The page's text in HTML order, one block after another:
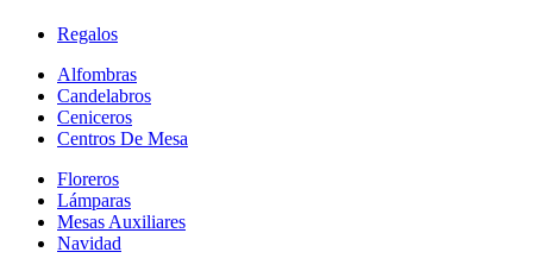
Regalos
Alfombras
Candelabros
Ceniceros
Centros De Mesa
Floreros
Lámparas
Mesas Auxiliares
Navidad